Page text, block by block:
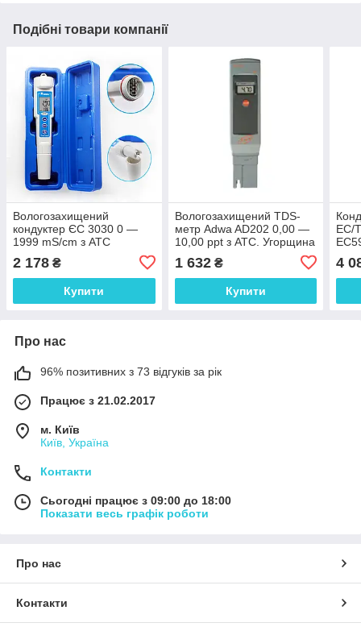
Подібні товари компанії
Вологозахищений
кондуктер ЄС 3030 0 —
1999 mS/cm з АТС
2 178 ₴
Купити
Вологозахищений TDS-
метр Adwa AD202 0,00 —
10,00 ppt з АТС. Угорщина
1 632₴
Купити
EC/
0 -
4
Про нас
96% позитивних з 73 відгуків за рік
Працює з 21.02.2017
м. Київ
Київ, Україна
Контакти
Сьогодні працює з 09:00 до 18:00
Показати весь графік роботи
Про нас
Контакти